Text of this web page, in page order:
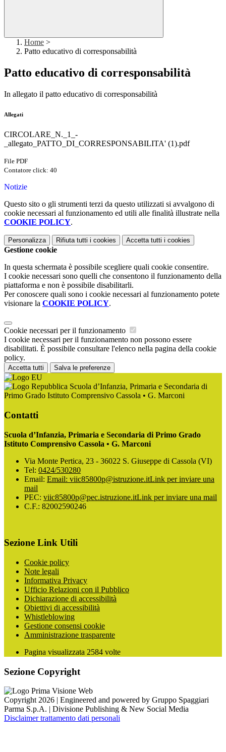
Home >
Patto educativo di corresponsabilità
Patto educativo di corresponsabilità
In allegato il patto educativo di corresponsabilità
Allegati
CIRCOLARE_N._1_-
_allegato_PATTO_DI_CORRESPONSABILITA' (1).pdf
File PDF
Contatore click: 40
Notizie
Questo sito o gli strumenti terzi da questo utilizzati si avvalgono di
cookie necessari al funzionamento ed utili alle finalità illustrate nella
COOKIE POLICY.
Personalizza Rifiuta tutti i cookies Accetta tutti i cookies
Gestione cookie
In questa schermata è possibile scegliere quali cookie consentire.
I cookie necessari sono quelli che consentono il funzionamento della
piattaforma e non è possibile disabilitarli.
Per conoscere quali sono i cookie necessari al funzionamento potete
visionare la COOKIE POLICY.
Cookie necessari per il funzionamento
I cookie necessari per il funzionamento non possono essere
disabilitati. È possibile consultare l'elenco nella pagina della cookie
policy.
Accetta tutti Salva le preferenze
Scuola d’Infanzia, Primaria e Secondaria di
Primo Grado Istituto Comprensivo Cassola • G. Marconi
Contatti
Scuola d’Infanzia, Primaria e Secondaria di Primo Grado
Istituto Comprensivo Cassola • G. Marconi
Via Monte Pertica, 23 - 36022 S. Giuseppe di Cassola (VI)
Tel: 0424/530280
Email: Email: viic85800p@istruzione.itLink per inviare una
mail
PEC: viic85800p@pec.istruzione.itLink per inviare una mail
C.F.: 82002590246
Sezione Link Utili
Cookie policy
Note legali
Informativa Privacy
Ufficio Relazioni con il Pubblico
Dichiarazione di accessibilità
Obiettivi di accessibilità
Whistleblowing
Gestione consensi cookie
Amministrazione trasparente
Pagina visualizzata 2584 volte
Sezione Copyright
Copyright 2026 | Engineered and powered by Gruppo Spaggiari
Parma S.p.A. | Divisione Publishing & New Social Media
Disclaimer trattamento dati personali